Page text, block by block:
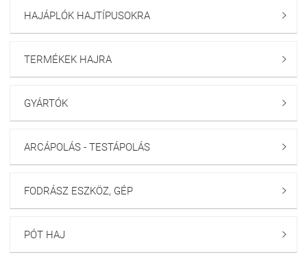
HAJÁPLÓK HAJTÍPUSOKRA 
TERMÉKEK HAJRA 
GYÁRTÓK 
ARCÁPOLÁS - TESTÁPOLÁS 
FODRÁSZ ESZKÖZ, GÉP 
PÓT HAJ 